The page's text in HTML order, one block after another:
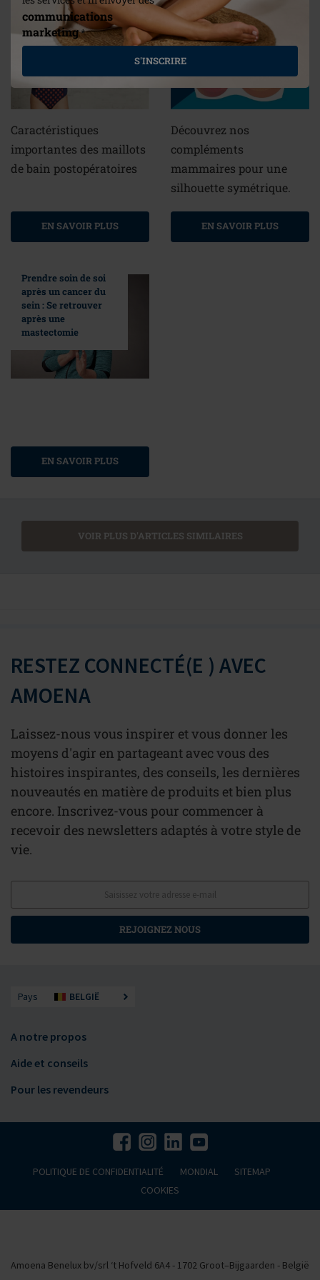
communications
marketing*
S'INSCRIRE
Aquatique ? Facile
avec nos maillots de
Caractéristiques
importantes des maillots
de bain postopératoires
EN SAVOIR PLUS
Poitrine inégale ?
Découvrez nos
compléments
mammaires pour une
silhouette symétrique.
EN SAVOIR PLUS
Prendre soin de soi
après un cancer du
sein : Se retrouver
après une
mastectomie
EN SAVOIR PLUS
VOIR PLUS D'ARTICLES SIMILAIRES
RESTEZ CONNECTÉ(E ) AVEC
AMOENA
Laissez-nous vous inspirer et vous donner les
moyens d'agir en partageant avec vous des
histoires inspirantes, des conseils, les dernières
nouveautés en matière de produits et bien plus
encore. Inscrivez-vous pour commencer à
recevoir des newsletters adaptés à votre style de
vie.
REJOIGNEZ NOUS
Pays BELGIË
A notre propos
Aide et conseils
Pour les revendeurs
POLITIQUE DE CONFIDENTIALITÉ MONDIAL
SITEMAP
COOKIES
Amoena Benelux bv/srl ‘t Hofveld 6A4 - 1702 Groot–Bijgaarden - België